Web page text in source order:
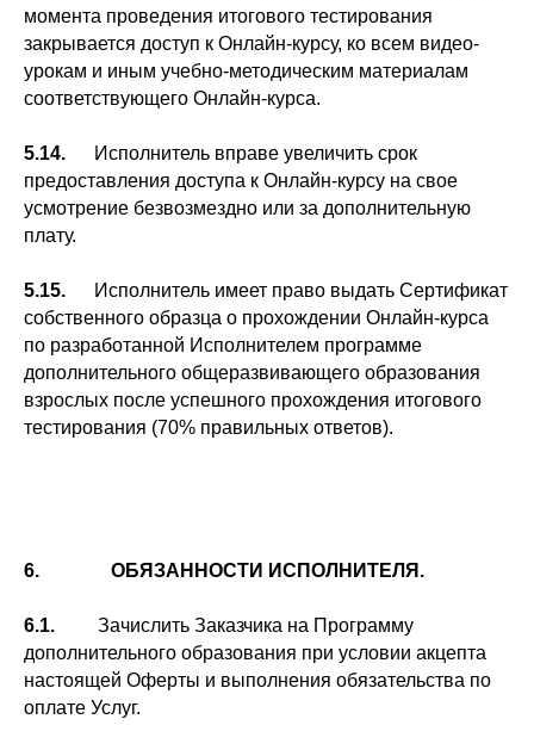
момента проведения итогового тестирования
закрывается доступ к Онлайн-курсу, ко всем видео-
урокам и иным учебно-методическим материалам
соответствующего Онлайн-курса.
5.14.
Исполнитель вправе увеличить срок
предоставления доступа к Онлайн-курсу на свое
усмотрение безвозмездно или за дополнительную
плату.
5.15.
Исполнитель имеет право выдать Сертификат
собственного образца о прохождении Онлайн-курса
по разработанной Исполнителем программе
дополнительного общеразвивающего образования
взрослых после успешного прохождения итогового
тестирования (70% правильных ответов).
6. ОБЯЗАННОСТИ ИСПОЛНИТЕЛЯ.
6.1. Зачислить Заказчика на Программу
дополнительного образования при условии акцепта
настоящей Оферты и выполнения обязательства по
оплате Услуг.